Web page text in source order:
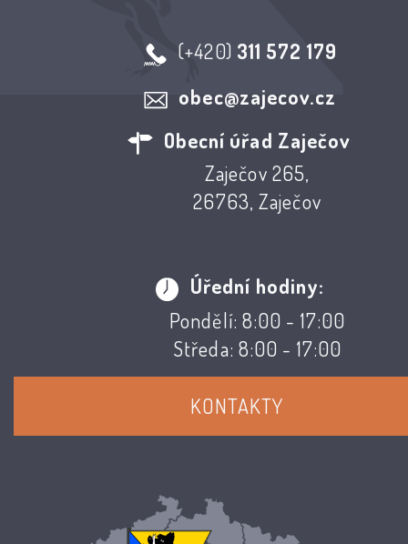
(+420) 311 572 179
obec@zajecov.cz
Obecní úřad Zaječov
Zaječov 265,
26763, Zaječov
Úřední hodiny:
Pondělí: 8:00 - 17:00
Středa: 8:00 - 17:00
KONTAKTY